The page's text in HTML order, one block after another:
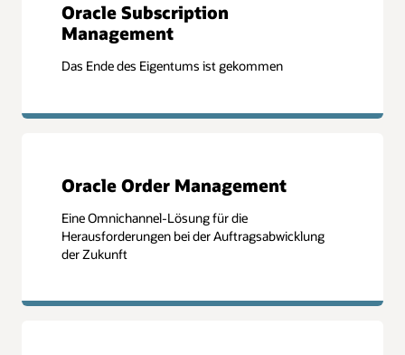
Oracle Subscription
Management
Das Ende des Eigentums ist gekommen
Oracle Order Management
Eine Omnichannel-Lösung für die
Herausforderungen bei der Auftragsabwicklung
der Zukunft